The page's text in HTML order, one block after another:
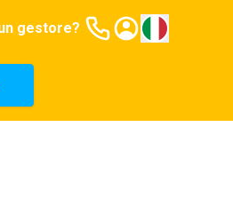
gestore?